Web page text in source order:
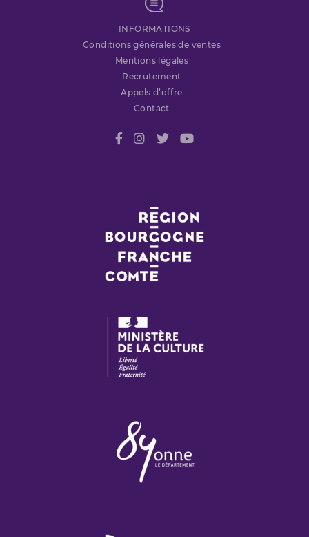
INFORMATIONS
Conditions générales de ventes
Mentions légales
Recrutement
Appels d’offre
Contact